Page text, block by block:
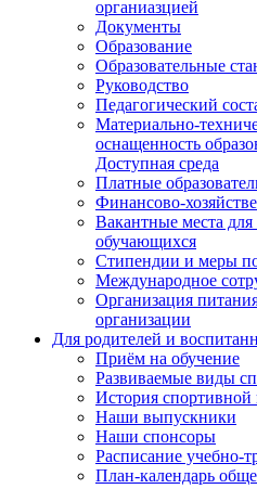
органиазцией
Документы
Образование
Образовательные
Руководство
Педагогический
Материально-
оснащенность
Доступная среда
Платные
Финансово-
Вакантные места
обучающихся
Стипендии и меры
Международное
Организация
организации
Для родителей и
Приём на обучение
Развиваемые виды
История
Наши выпускники
Наши спонсоры
Расписание учебно-
План-календарь